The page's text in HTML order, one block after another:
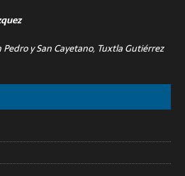
Pedro y San Cayetano, Tuxtla Gutiérrez